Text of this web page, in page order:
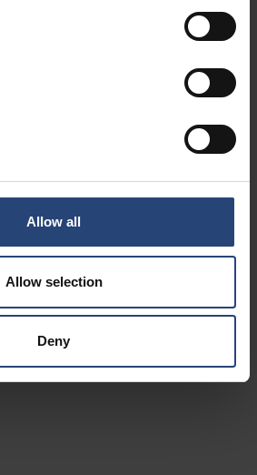
Allow all
Allow selection
Deny